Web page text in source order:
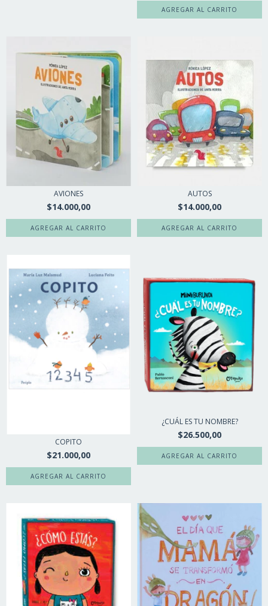
AVIONES
$14.000,00
AUTOS
$14.000,00
COPITO
$21.000,00
¿CUÁL ES TU NOMBRE?
$26.500,00